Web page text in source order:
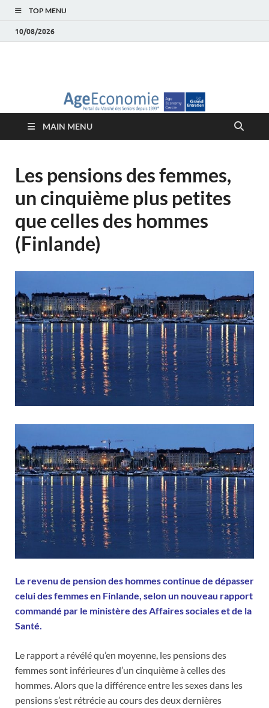
TOP MENU
10/08/2026
économie – Marché
des Seniors
MAIN MENU
Les pensions des femmes,
un cinquième plus petites
que celles des hommes
(Finlande)
Le revenu de pension des hommes continue de dépasser
celui des femmes en Finlande, selon un nouveau rapport
commandé par le ministère des Affaires sociales et de la
Santé.
Le rapport a révélé qu’en moyenne, les pensions des
femmes sont inférieures d’un cinquième à celles des
hommes. Alors que la différence entre les sexes dans les
pensions s’est rétrécie au cours des deux dernières